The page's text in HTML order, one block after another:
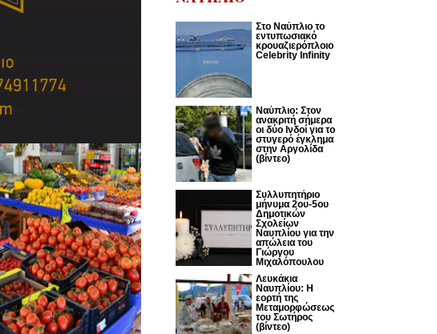
Στο Ναύπλιο το
εντυπωσιακό
κρουαζιερόπλοιο
Celebrity Infinity
Nαύπλιο: Στον
ανακριτή σήμερα
οι δύο Ινδοί για το
στυγερό έγκλημα
στην Αργολίδα
(βίντεο)
Συλλυπητήριο
μήνυμα 2ου-5ου
Δημοτικών
Σχολείων
Ναυπλίου για την
απώλεια του
Γιώργου
Μιχαλόπουλου
Λευκάκια
Ναυπλίου: Η
εορτή της
Μεταμορφώσεως
του Σωτήρος
(βίντεο)